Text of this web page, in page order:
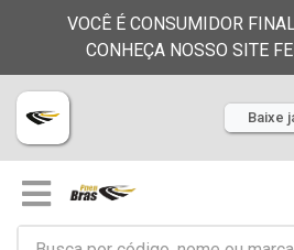
VOCÊ É CONSUMIDOR
CONHEÇA NOSSO SITE
Baixe